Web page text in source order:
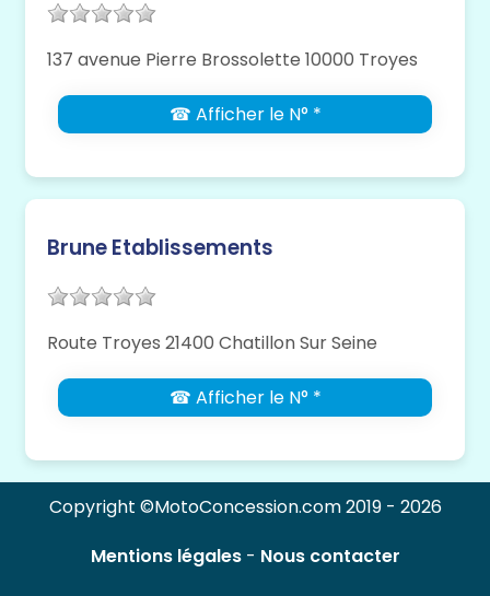
137 avenue Pierre Brossolette 10000 Troyes
☎ Afficher le N° *
Brune Etablissements
Route Troyes 21400 Chatillon Sur Seine
☎ Afficher le N° *
Copyright ©MotoConcession.com 2019 - 2026
Mentions légales- Nous contacter